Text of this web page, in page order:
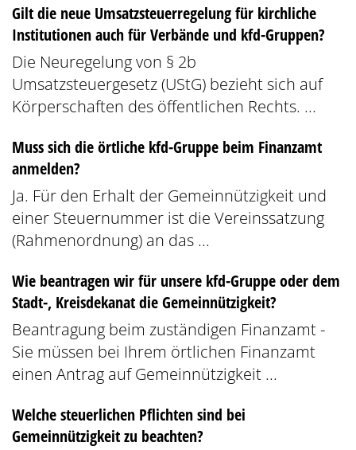
Gilt die neue Umsatzsteuerregelung für kirchliche
Institutionen auch für Verbände und kfd-Gruppen?
Die Neuregelung von § 2b
Umsatzsteuergesetz (UStG) bezieht sich auf
Körperschaften des öffentlichen Rechts. ...
Muss sich die örtliche kfd-Gruppe beim Finanzamt
anmelden?
Ja. Für den Erhalt der Gemeinnützigkeit und
einer Steuernummer ist die Vereinssatzung
(Rahmenordnung) an das ...
Wie beantragen wir für unsere kfd-Gruppe oder dem
Stadt-, Kreisdekanat die Gemeinnützigkeit?
Beantragung beim zuständigen Finanzamt -
Sie müssen bei Ihrem örtlichen Finanzamt
einen Antrag auf Gemeinnützigkeit ...
Welche steuerlichen Pflichten sind bei
Gemeinnützigkeit zu beachten?